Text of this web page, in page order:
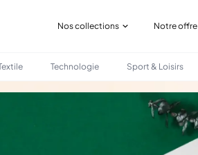
Nos collections Notre offre
Technologie Sport & Loisirs
SET DE COUVERTS EN BAMBOU